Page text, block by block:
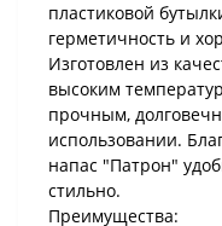
пластиковой
герметичность и
Изготовлен из
высоким
прочным,
использовании.
напас "Патрон"
стильно.
Преимущества: